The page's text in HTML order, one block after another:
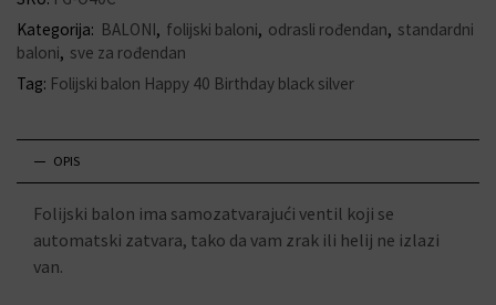
Kategorija: BALONI, folijski baloni, odrasli rođendan, standardni
baloni, sve za rođendan
Tag: Folijski balon Happy 40 Birthday black silver
OPIS
Folijski balon ima samozatvarajući ventil koji se
automatski zatvara, tako da vam zrak ili helij ne izlazi
van.